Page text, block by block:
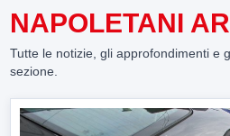
NAPOLETANI
Tutte le notizie, gli approfondimenti e
sezione.